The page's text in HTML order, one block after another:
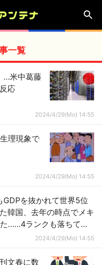
一覧
…米中葛藤
応
2024/4/29(Mo) 14:55
理現象で
2024/4/29(Mo) 14:55
GDPを抜かれて世界5位
韓国、去年の時点でメキ
……4ランクも落ちてま
2024/4/29(Mo) 14:55
文春に数